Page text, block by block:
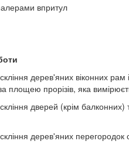
впритул
дерев'яних віконних
площею прорізів, яка
дверей (крім
дерев'яних